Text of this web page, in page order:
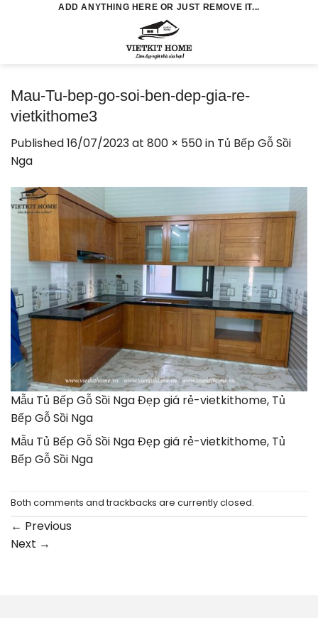
ADD ANYTHING HERE OR JUST REMOVE IT...
Mau-Tu-bep-go-soi-ben-dep-gia-re-
vietkithome3
Published16/07/2023at 800 × 550in Tủ Bếp Gỗ Sồi
Nga
Mẫu Tủ Bếp Gỗ Sồi Nga Đẹp giá rẻ-vietkithome, Tủ
Bếp Gỗ Sồi Nga
Mẫu Tủ Bếp Gỗ Sồi Nga Đẹp giá rẻ-vietkithome, Tủ
Bếp Gỗ Sồi Nga
Both comments and trackbacks are currently closed.
← Previous
Next →